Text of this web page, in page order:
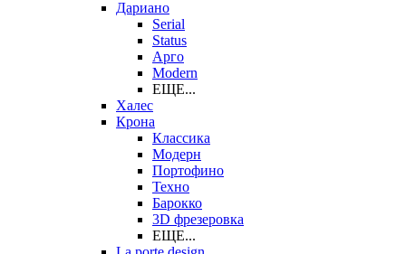
Дариано
Serial
Status
Арго
Modern
ЕЩЕ...
Халес
Крона
Классика
Модерн
Портофино
Техно
Барокко
3D фрезеровка
ЕЩЕ...